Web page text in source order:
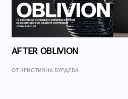
AFTER OBLIVION
ОТ КРИСТИЯНА БУРДЕВА